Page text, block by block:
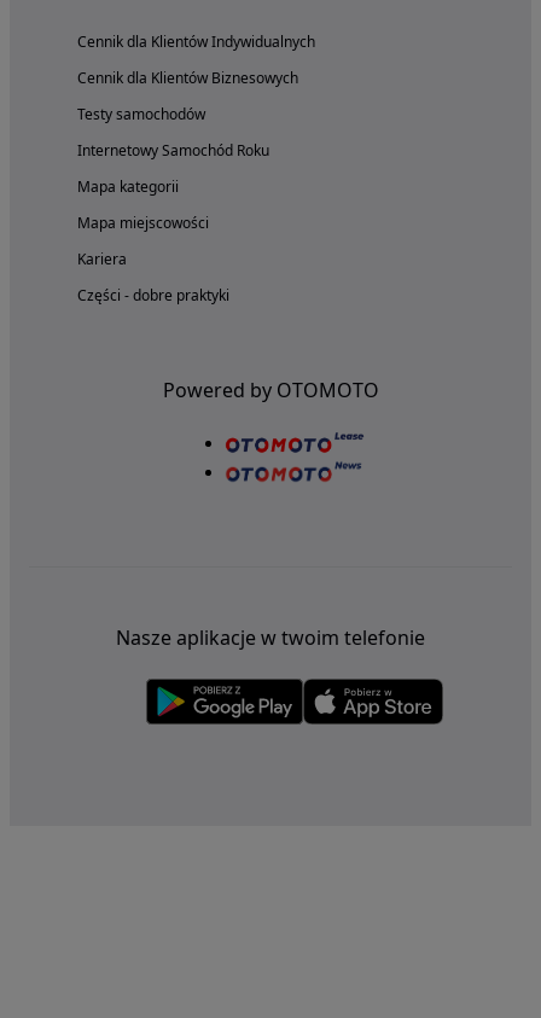
Cennik dla Klientów Indywidualnych
Cennik dla Klientów Biznesowych
Testy samochodów
Internetowy Samochód Roku
Mapa kategorii
Mapa miejscowości
Kariera
Części - dobre praktyki
Powered by OTOMOTO
Nasze aplikacje w twoim telefonie